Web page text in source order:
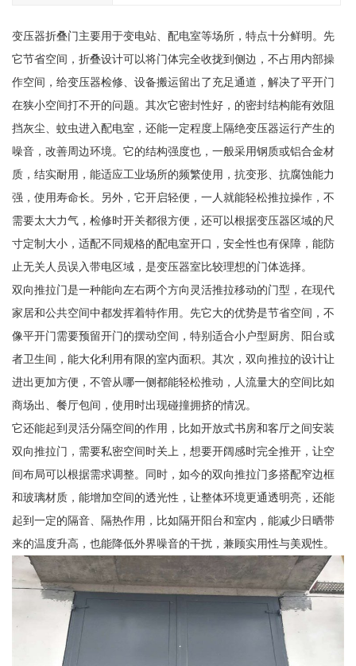
变压器折叠门主要用于变电站、配电室等场所，特点十分鲜明。先
它节省空间，折叠设计可以将门体完全收拢到侧边，不占用内部操
作空间，给变压器检修、设备搬运留出了充足通道，解决了平开门
在狭小空间打不开的问题。其次它密封性好，的密封结构能有效阻
挡灰尘、蚊虫进入配电室，还能一定程度上隔绝变压器运行产生的
噪音，改善周边环境。它的结构强度也，一般采用钢质或铝合金材
质，结实耐用，能适应工业场所的频繁使用，抗变形、抗腐蚀能力
强，使用寿命长。另外，它开启轻便，一人就能轻松推拉操作，不
需要太大力气，检修时开关都很方便，还可以根据变压器区域的尺
寸定制大小，适配不同规格的配电室开口，安全性也有保障，能防
止无关人员误入带电区域，是变压器室比较理想的门体选择。
双向推拉门是一种能向左右两个方向灵活推拉移动的门型，在现代
家居和公共空间中都发挥着特作用。先它大的优势是节省空间，不
像平开门需要预留开门的摆动空间，特别适合小户型厨房、阳台或
者卫生间，能大化利用有限的室内面积。其次，双向推拉的设计让
进出更加方便，不管从哪一侧都能轻松推动，人流量大的空间比如
商场出、餐厅包间，使用时出现碰撞拥挤的情况。
它还能起到灵活分隔空间的作用，比如开放式书房和客厅之间安装
双向推拉门，需要私密空间时关上，想要开阔感时完全推开，让空
间布局可以根据需求调整。同时，如今的双向推拉门多搭配窄边框
和玻璃材质，能增加空间的透光性，让整体环境更通透明亮，还能
起到一定的隔音、隔热作用，比如隔开阳台和室内，能减少日晒带
来的温度升高，也能降低外界噪音的干扰，兼顾实用性与美观性。